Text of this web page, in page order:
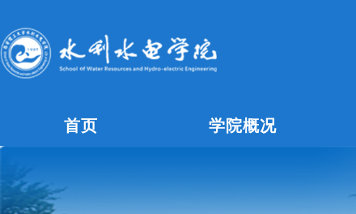
首页 学院概况